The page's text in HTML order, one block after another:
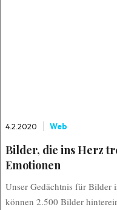
4.2.2020 Web
Bilder, die ins Herz
Emotionen
Unser Gedächtnis für Bilder
können 2.500 Bilder